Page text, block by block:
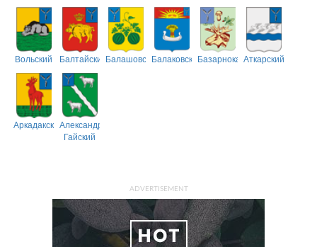
Вольский БалтайскийБалашовскийБалаковскийБазарнокарабулакский
Аткарский
АркадакскийАлександрово-
Гайский
ADVERTISEMENT